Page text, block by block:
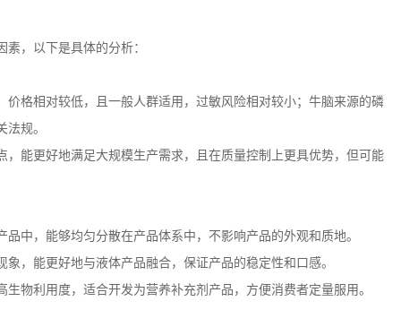
，以下是具体的分析：
价格相对较低，且一般人群适用，过敏风险相对较小；牛脑来源的磷
规。
能更好地满足大规模生产需求，且在质量控制上更具优势，但可能
中，能够均匀分散在产品体系中，不影响产品的外观和质地。
，能更好地与液体产品融合，保证产品的稳定性和口感。
物利用度，适合开发为营养补充剂产品，方便消费者定量服用。